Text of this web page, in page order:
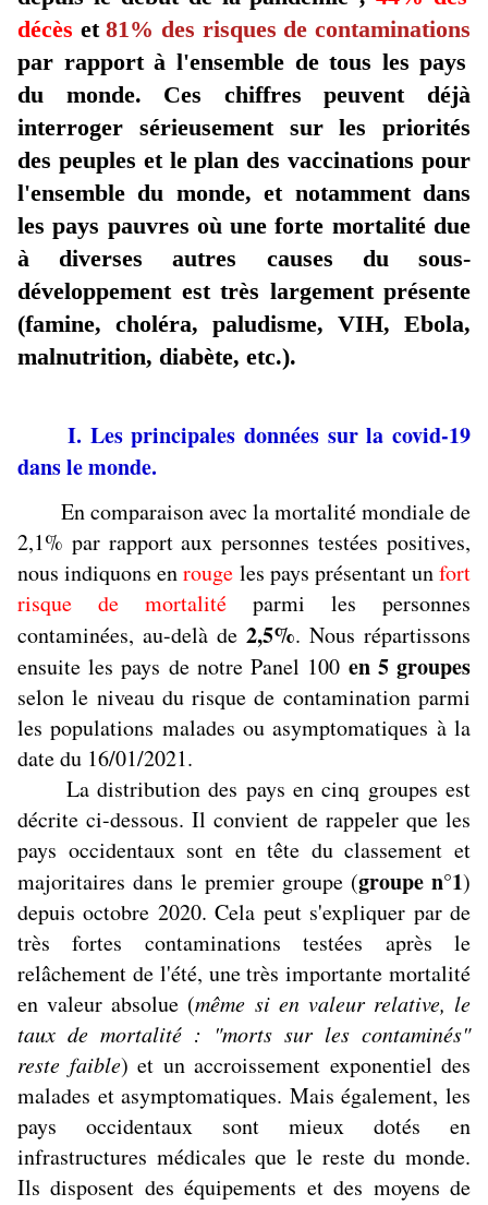
décès et81% des risques de contaminations
par rapport à l'ensemble de tous les pays
du monde. Ces chiffres peuvent déjà
interroger sérieusement sur les priorités
des peuples et le plan des vaccinations pour
l'ensemble du monde, et notamment dans
les pays pauvres où une forte mortalité due
à diverses autres causes du sous-
développement est très largement présente
(famine, choléra, paludisme, VIH, Ebola,
malnutrition, diabète, etc.).
I. Les principales données sur la covid-19
dans le monde.
En comparaison avec la mortalité mondiale de
2,1% par rapport aux personnes testées positives,
nous indiquons enrouge les pays présentant unfort
risque de mortalité parmi les personnes
contaminées, au-delà de 2,5%. Nous répartissons
ensuite les pays de notre Panel 100 en 5 groupes
selon le niveau du risque de contamination parmi
les populations malades ou asymptomatiques à la
date du 16/01/2021.
La distribution des pays en cinq groupes est
décrite ci-dessous. Il convient de rappeler que les
pays occidentaux sont en tête du classement et
majoritaires dans le premier groupe (groupe n°1)
depuis octobre 2020. Cela peut s'expliquer par de
très fortes contaminations testées après le
relâchement de l'été, une très importante mortalité
en valeur absolue (même si en valeur relative, le
taux de mortalité : "morts sur les contaminés"
reste faible) et un accroissement exponentiel des
malades et asymptomatiques. Mais également, les
pays occidentaux sont mieux dotés en
infrastructures médicales que le reste du monde.
Ils disposent des équipements et des moyens de